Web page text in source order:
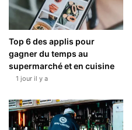
Top 6 des applis pour
gagner du temps au
supermarché et en cuisine
1 jour il y a